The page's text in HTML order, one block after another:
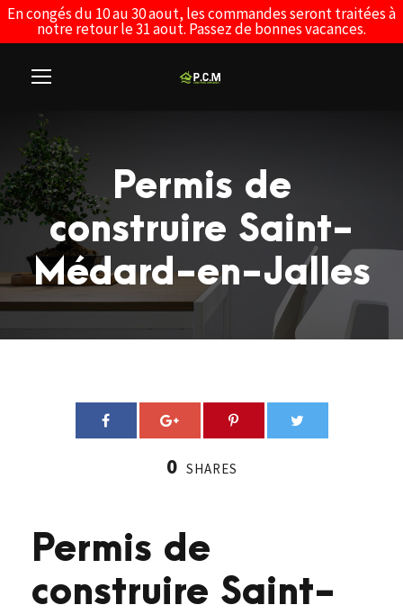
En congés du 10 au 30 aout, les commandes seront traitées à
notre retour le 31 aout. Passez de bonnes vacances.
Permis de
construire Saint-
Médard-en-Jalles
0 SHARES
Permis de
construire Saint-